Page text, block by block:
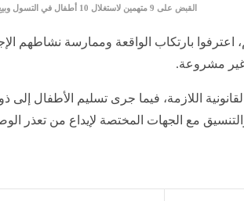
القبض على 9 متهمين لاستغلال 10 أطفال في التسول وبيع السلع بالإلحاح بالقاهرة
بارتكاب الواقعة وممارسة نشاطهم
غير مشروعة.
اللازمة، فيما جرى تسليم الأطفال إلى
مع الجهات المختصة لإيداع من تعذر